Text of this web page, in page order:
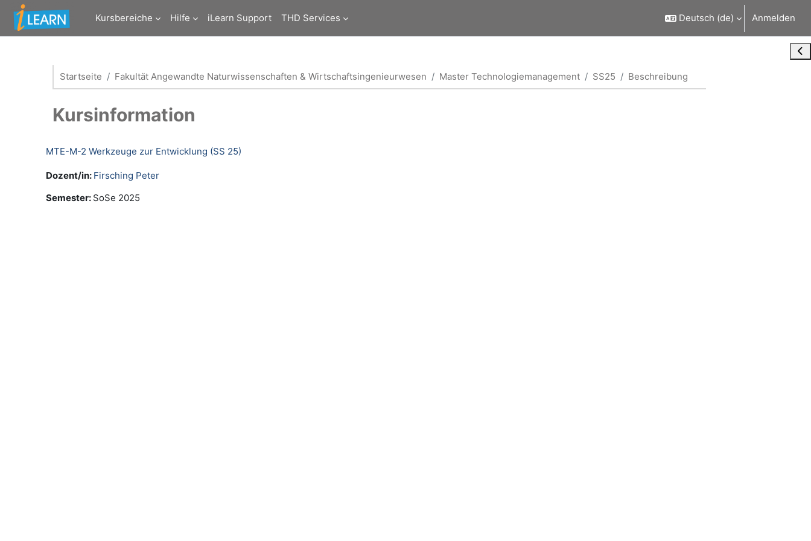
Zum Hauptinhalt
Kursbereiche
Hilfe iLearn Support THD Services Deutsch ‎(de)‎ Anmelden
Startseite Fakultät Angewandte Naturwissenschaften & Wirtschaftsingenieurwesen Master Technologiemanagement SS25 Beschreibung
Kursinformation
MTE-M-2 Werkzeuge zur Entwicklung (SS 25)
Dozent/in: Firsching Peter
Semester: SoSe 2025